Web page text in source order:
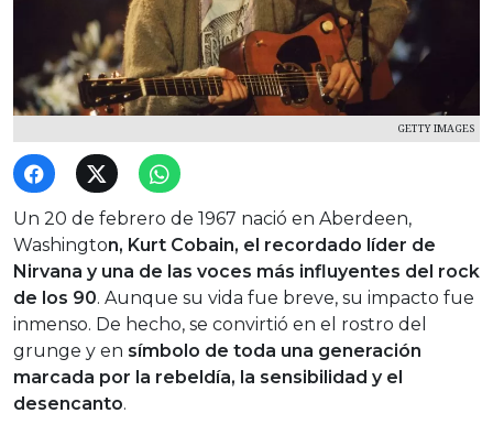
GETTY IMAGES
Un 20 de febrero de 1967 nació en Aberdeen,
Washington, Kurt Cobain, el recordado líder de
Nirvana y una de las voces más influyentes del rock
de los 90. Aunque su vida fue breve, su impacto fue
inmenso. De hecho, se convirtió en el rostro del
grunge y en símbolo de toda una generación
marcada por la rebeldía, la sensibilidad y el
desencanto.